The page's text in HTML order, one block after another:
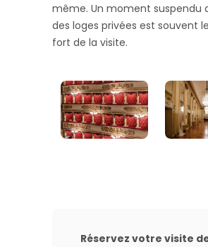
même. Un moment suspendu
des loges privées est souvent
fort de la visite.
Réservez votre visite